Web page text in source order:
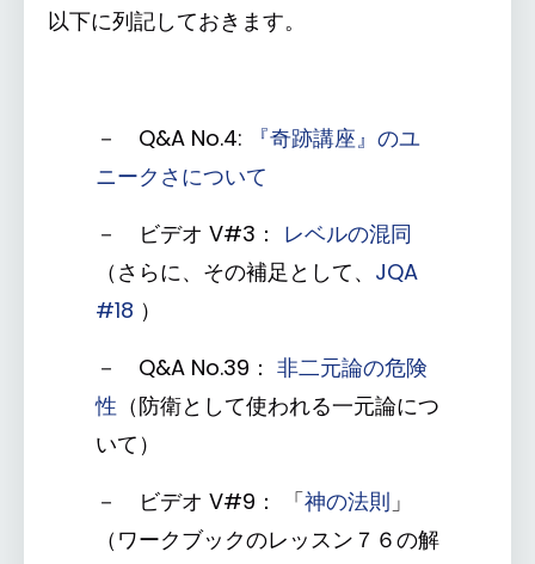
以下に列記しておきます。
－ Q&A No.4:
『奇跡講座』のユ
ニークさについて
－ ビデオ V#3： レベルの混同
（さらに、その補足として、 JQA
#18 ）
－ Q&A No.39： 非二元論の危険
性 （防衛として使われる一元論につ
いて）
－ ビデオ V#9： 「神の法則 」
（ワークブックのレッスン７６の解